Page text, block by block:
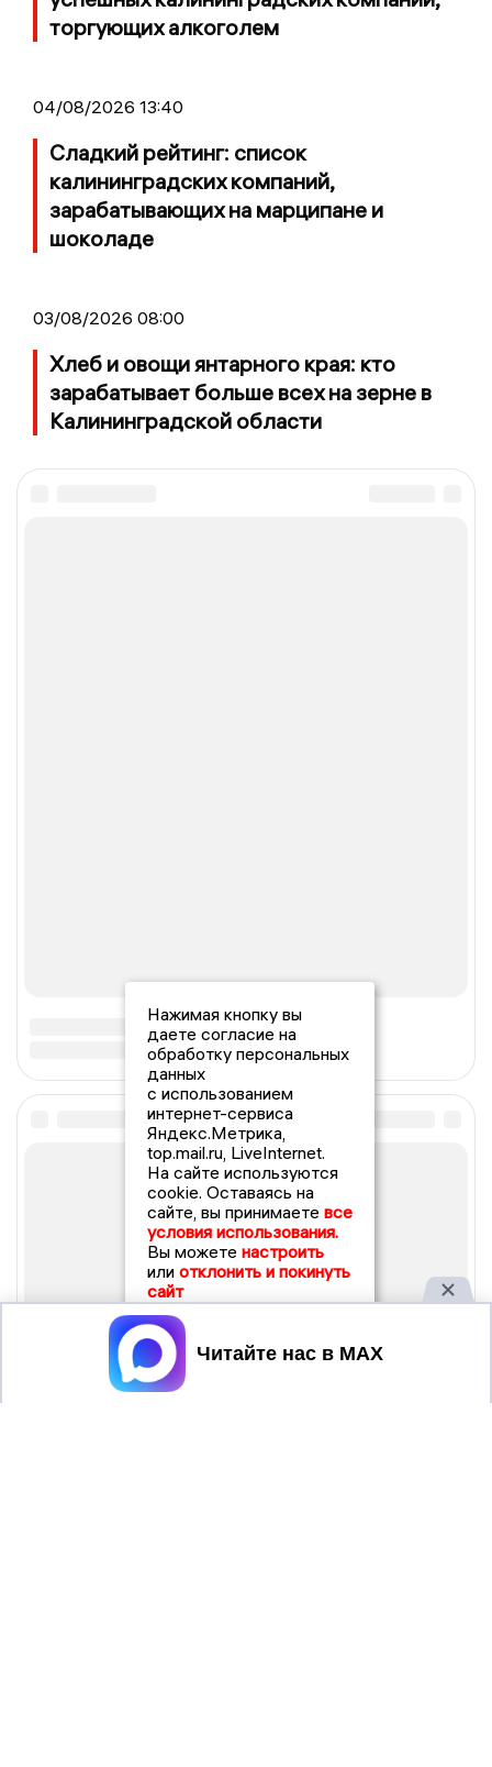
торгующих алкоголем
04/08/2026 13:40
Сладкий рейтинг: список
калининградских компаний,
зарабатывающих на марципане и
шоколаде
03/08/2026 08:00
Хлеб и овощи янтарного края: кто
зарабатывает больше всех на зерне в
Калининградской области
Нажимая кнопку вы
даете согласие на
обработку персональных
данных
с использованием
интернет-сервиса
Яндекс.Метрика,
top.mail.ru, LiveInternet.
На сайте используются
cookie. Оставаясь на
сайте, вы принимаете все
условия использования.
Вы можете настроить
или отклонить и покинуть
сайт
Принять